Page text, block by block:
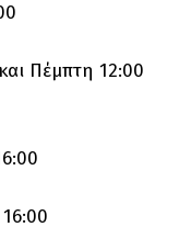
Πέμπτη 12:00